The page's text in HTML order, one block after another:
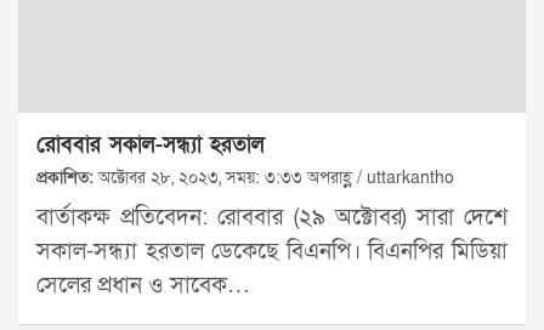
রোববার সকাল-সন্ধ্যা হরতাল
প্রকাশিত:অক্টোবর ২৮, ২০২৩, সময়: ৩:৩৩ অপরাহ্ণ / uttarkantho
বার্তাকক্ষ প্রতিবেদন: রোববার (২৯ অক্টোবর) সারা দেশে
সকাল-সন্ধ্যা হরতাল ডেকেছে বিএনপি। বিএনপির মিডিয়া
সেলের প্রধান ও সাবেক…